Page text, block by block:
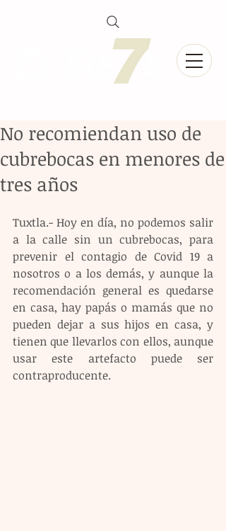
No recomiendan uso de
cubrebocas en menores de
tres años
Tuxtla.- Hoy en día, no podemos salir
a la calle sin un cubrebocas, para
prevenir el contagio de Covid 19 a
nosotros o a los demás, y aunque la
recomendación general es quedarse
en casa, hay papás o mamás que no
pueden dejar a sus hijos en casa, y
tienen que llevarlos con ellos, aunque
usar este artefacto puede ser
contraproducente.